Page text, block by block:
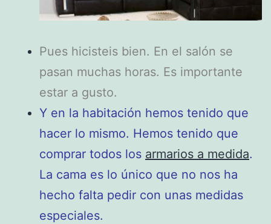
Pues hicisteis bien. En el salón se
pasan muchas horas. Es importante
estar a gusto.
Y en la habitación hemos tenido que
hacer lo mismo. Hemos tenido que
comprar todos los armarios a medida.
La cama es lo único que no nos ha
hecho falta pedir con unas medidas
especiales.